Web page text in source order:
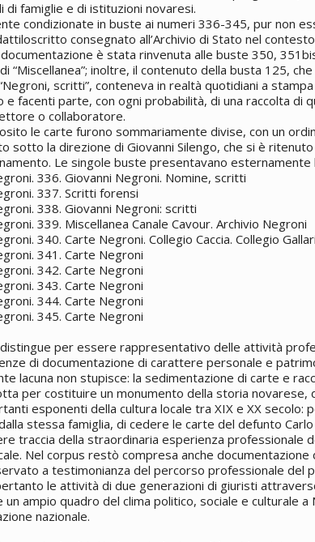
famiglie e di istituzioni novaresi.
condizionate in buste ai numeri 336-345, pur non
consegnato all’Archivio di Stato nel
è stata rinvenuta alle buste 350,
“Miscellanea”; inoltre, il contenuto della busta 125, che
scritti”, conteneva in realtà quotidiani a
e facenti parte, con ogni probabilità, di una raccolta di
o collaboratore.
le carte furono sommariamente divise, con un
sotto la direzione di Giovanni Silengo, che si è
Le singole buste presentavano
336. Giovanni Negroni. Nomine, scritti
337. Scritti forensi
338. Giovanni Negroni: scritti
339. Miscellanea Canale Cavour. Archivio Negroni
340. Carte Negroni. Collegio Caccia. Collegio
341. Carte Negroni
342. Carte Negroni
343. Carte Negroni
344. Carte Negroni
345. Carte Negroni
per essere rappresentativo delle attività
di documentazione di carattere personale e
lacuna non stupisce: la sedimentazione di carte e
per costituire un monumento della storia novarese,
esponenti della cultura locale tra XIX e XX secolo:
stessa famiglia, di cedere le carte del defunto
traccia della straordinaria esperienza professionale
Nel corpus restò compresa anche documentazione
a testimonianza del percorso professionale del
le attività di due generazioni di giuristi
ampio quadro del clima politico, sociale e culturale a
nazionale.